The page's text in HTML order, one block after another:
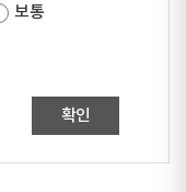
보통
확인